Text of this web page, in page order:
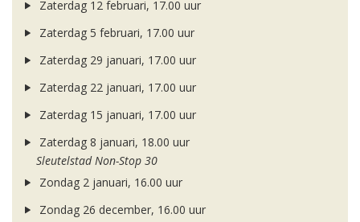
Zaterdag 12 februari, 17.00 uur
Zaterdag 5 februari, 17.00 uur
Zaterdag 29 januari, 17.00 uur
Zaterdag 22 januari, 17.00 uur
Zaterdag 15 januari, 17.00 uur
Zaterdag 8 januari, 18.00 uur
Sleutelstad Non-Stop 30
Zondag 2 januari, 16.00 uur
Zondag 26 december, 16.00 uur